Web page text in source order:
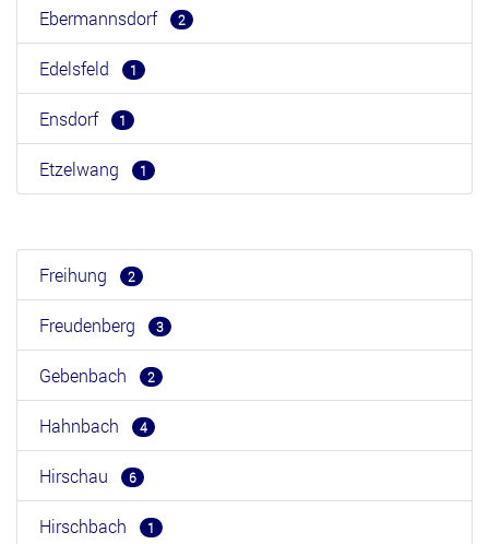
Ebermannsdorf 2
Edelsfeld 1
Ensdorf 1
Etzelwang 1
Freihung 2
Freudenberg 3
Gebenbach 2
Hahnbach 4
Hirschau 6
Hirschbach 1